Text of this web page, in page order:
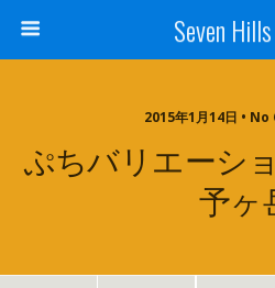
Seven
2015年1月14日 •
ぷちバリエーシ
予ヶ